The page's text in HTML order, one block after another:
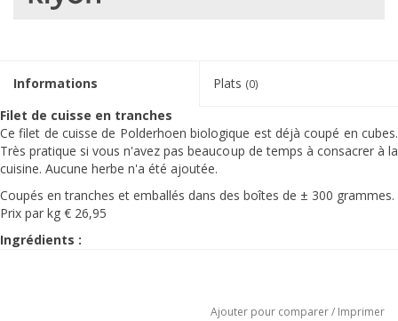
Informations Plats (0)
Filet de cuisse en tranches
Ce filet de cuisse de Polderhoen biologique est déjà coupé en cubes.
Très pratique si vous n'avez pas beaucoup de temps à consacrer à la
cuisine. Aucune herbe n'a été ajoutée.
Coupés en tranches et emballés dans des boîtes de ± 300 grammes.
Prix par kg € 26,95
Ingrédients :
Ajouter pour comparer/ Imprimer